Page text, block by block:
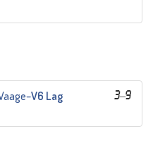
3–9
–V6 Lag